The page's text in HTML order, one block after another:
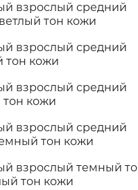
взрослый средний
тон кожи
взрослый средний
тон кожи
взрослый средний
кожи
взрослый средний
тон кожи
взрослый темный
тон кожи